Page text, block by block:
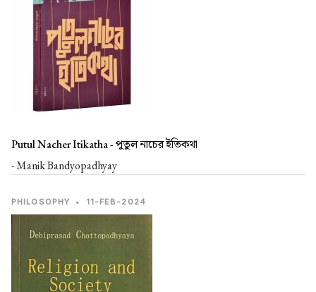
Putul Nacher Itikatha -পুতুল নাচের ইতিকথা
- Manik Bandyopadhyay
PHILOSOPHY • 11-FEB-2024